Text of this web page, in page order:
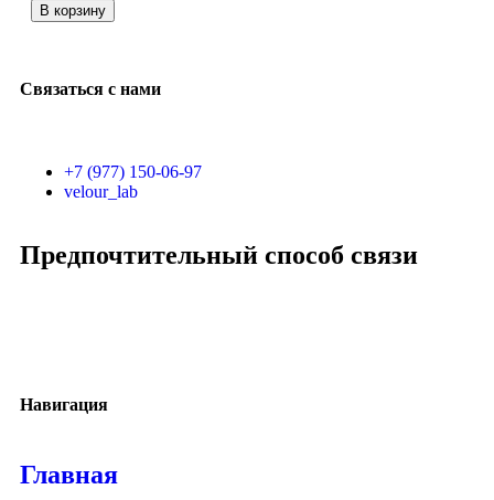
В корзину
Связаться с нами
+7 (977) 150-06-97
velour_lab
Предпочтительный способ связи
Навигация
Главная